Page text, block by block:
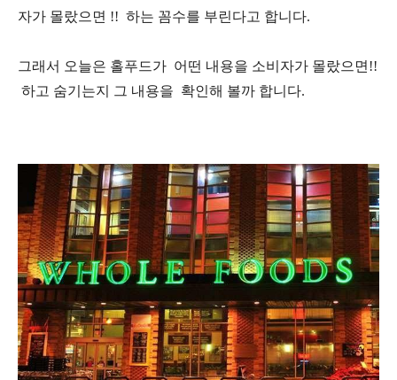
자가 몰랐으면 !! 하는 꼼수를 부린다고 합니다.
그래서 오늘은 홀푸드가 어떤 내용을 소비자가 몰랐으면!!
하고 숨기는지 그 내용을 확인해 볼까 합니다.